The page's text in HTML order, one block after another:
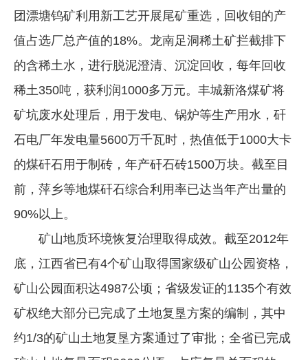
团漂塘钨矿利用新工艺开展尾矿重选，回收钼的产
值占选厂总产值的18%。龙南足洞稀土矿拦截排下
的含稀土水，进行脱泥澄清、沉淀回收，每年回收
稀土350吨，获利润1000多万元。丰城新洛煤矿将
矿坑废水处理后，用于发电、锅炉等生产用水，矸
石电厂年发电量5600万千瓦时，热值低于1000大卡
的煤矸石用于制砖，年产矸石砖1500万块。截至目
前，萍乡等地煤矸石综合利用率已达当年产出量的
90%以上。
矿山地质环境恢复治理取得成效。截至2012年
底，江西省已有4个矿山取得国家级矿山公园资格，
矿山公园面积达4987公顷；省级发证的1135个有效
矿权绝大部分已完成了土地复垦方案的编制，其中
约1/3的矿山土地复垦方案通过了审批；全省已完成